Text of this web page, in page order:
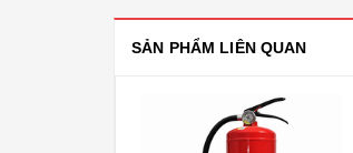
SẢN PHẨM LIÊN QUAN